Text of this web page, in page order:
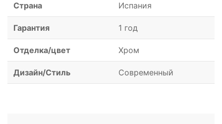
Страна Испания
Гарантия 1 год
Отделка/цвет Хром
Дизайн/Стиль Современный